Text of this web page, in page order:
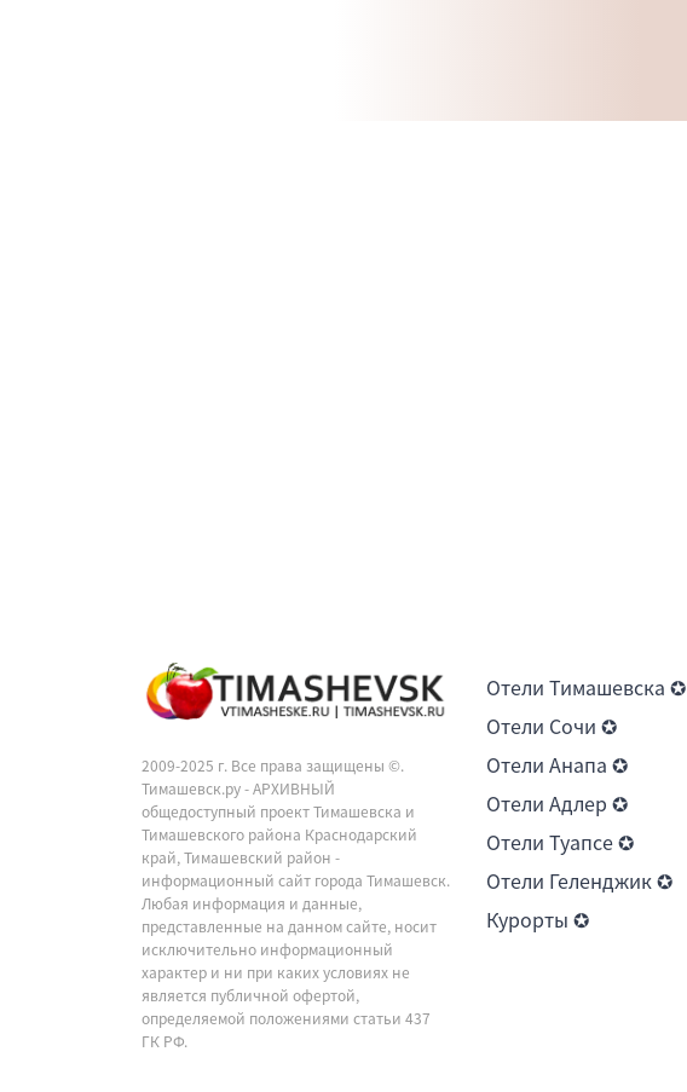
2009-2025 г. Все права защищены ©.
Тимашевск.ру - АРХИВНЫЙ
общедоступный проект Тимашевска и
Тимашевского района Краснодарский
край, Тимашевский район -
информационный сайт города Тимашевск.
Любая информация и данные,
представленные на данном сайте, носит
исключительно информационный
характер и ни при каких условиях не
является публичной офертой,
определяемой положениями статьи 437
ГК РФ.
Отели Тимашевска ✪
Отели Сочи ✪
Отели Анапа ✪
Отели Адлер ✪
Отели Туапсе ✪
Отели Геленджик ✪
Курорты ✪